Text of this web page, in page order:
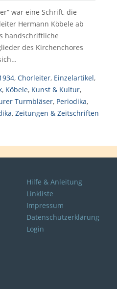
war eine Schrift, die
Hermann Köbele ab
handschriftliche
des Kirchenchores
, Chorleiter, Einzelartikel,
, Köbele, Kunst & Kultur,
Turmbläser, Periodika,
, Zeitungen & Zeitschriften
Hilfe & Anleitung
Linkliste
Impressum
Datenschutzerklärung
Login